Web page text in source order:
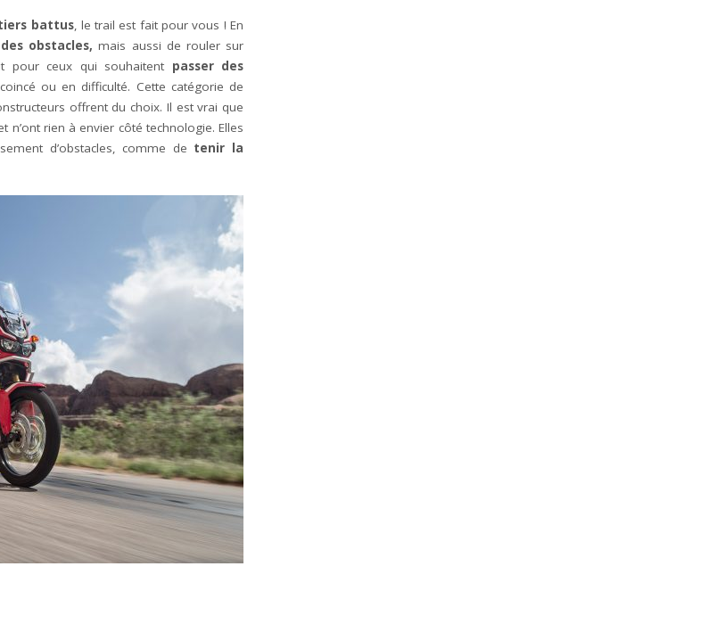
battus, le trail est fait pour vous ! En
obstacles,mais aussi de rouler sur
pour ceux qui souhaitent passer des
ou en difficulté. Cette catégorie de
offrent du choix. Il est vrai que
n’ont rien à envier côté technologie. Elles
d’obstacles, comme de tenir la